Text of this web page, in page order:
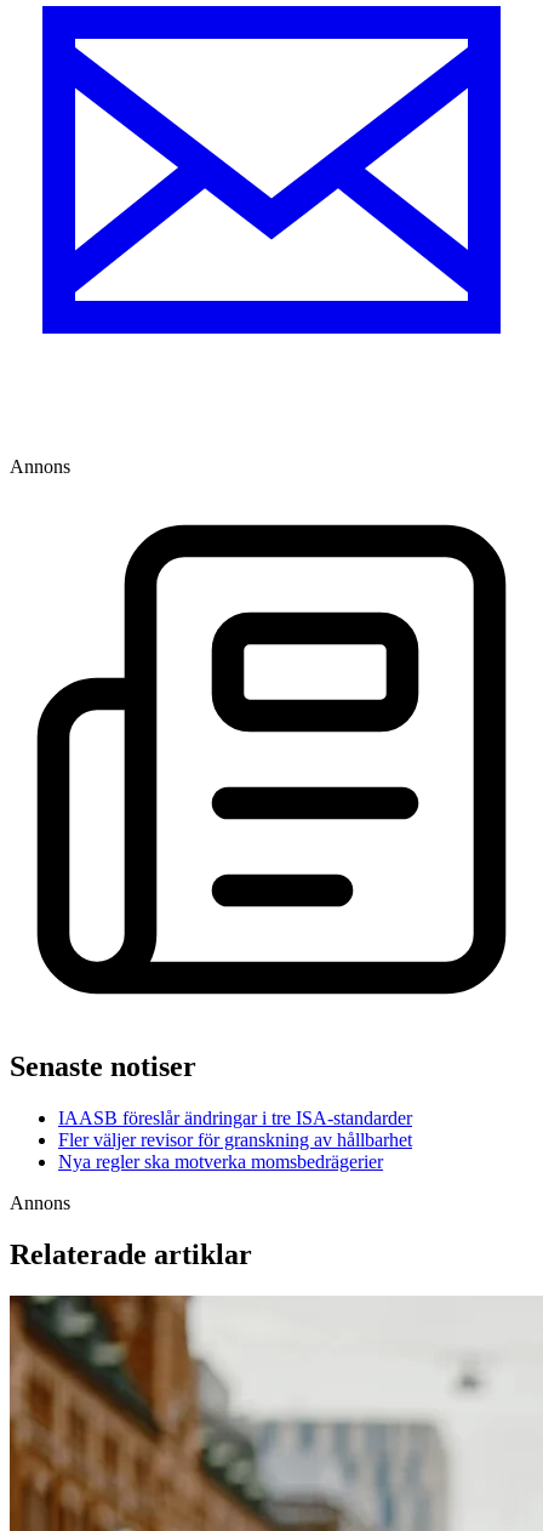
Annons
Senaste notiser
IAASB föreslår ändringar i tre ISA-standarder
Fler väljer revisor för granskning av hållbarhet
Nya regler ska motverka momsbedrägerier
Annons
Relaterade artiklar